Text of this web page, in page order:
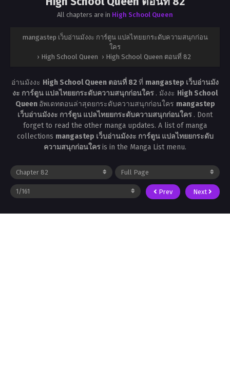
All chapters are in High School Queen
mangastep เว็บอ่านมังงะ การ์ตูน แปลไทยยกระดับความสนุกก่อน
ใคร
› High School Queen › High School Queen ตอนที่ 82
อ่านมังงะ High School Queen ตอนที่ 82ที่ mangastep เว็บอ่านมัง
งะ การ์ตูน แปลไทยยกระดับความสนุกก่อนใคร . มังงะ High School
Queen อัพเดทตอนล่าสุดยกระดับความสนุกก่อนใคร mangastep
เว็บอ่านมังงะ การ์ตูน แปลไทยยกระดับความสนุกก่อนใคร . Dont
forget to read the other manga updates. A list of manga
collections mangastep เว็บอ่านมังงะ การ์ตูน แปลไทยยกระดับ
ความสนุกก่อนใครis in the Manga List menu.
Prev Next